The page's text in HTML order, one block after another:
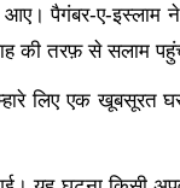
पैगंबर-ए-इस्लाम
की तरफ़ से सलाम
लिए एक खूबसूरत